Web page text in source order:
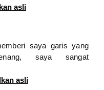
asli
saya garis yang
saya sangat
asli